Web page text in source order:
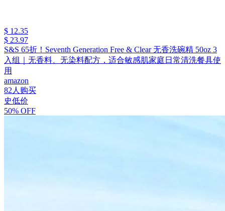
$ 12.35
$ 23.97
S&S 65折！Seventh Generation Free & Clear 无香洗碗精 50oz 3
入组｜无香料、无染料配方，适合敏感肌家庭日常清洗餐具使
用
amazon
82人购买
史低价
50% OFF